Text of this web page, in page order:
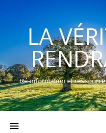
LA
Ré-information et